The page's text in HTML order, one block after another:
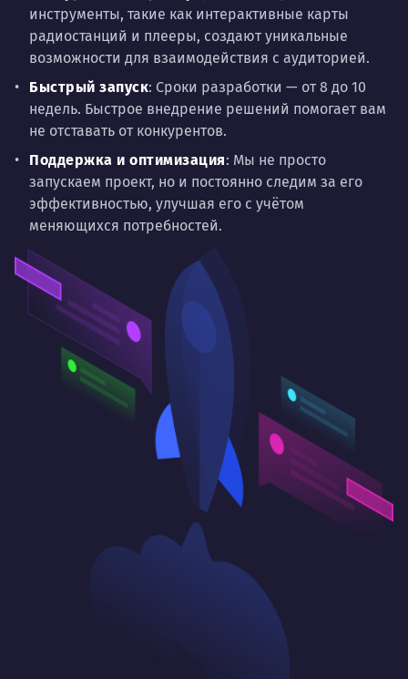
инструменты, такие как интерактивные карты
радиостанций и плееры, создают уникальные
возможности для взаимодействия с аудиторией.
Быстрый запуск: Сроки разработки — от 8 до 10
недель. Быстрое внедрение решений помогает вам
не отставать от конкурентов.
Поддержка и оптимизация: Мы не просто
запускаем проект, но и постоянно следим за его
эффективностью, улучшая его с учётом
меняющихся потребностей.